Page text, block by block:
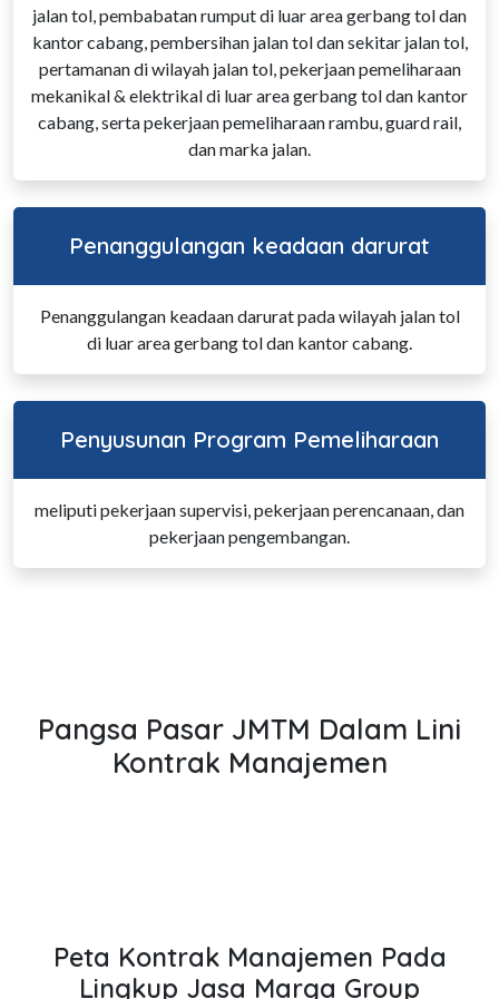
jalan tol, pembabatan rumput di luar area gerbang tol dan
kantor cabang, pembersihan jalan tol dan sekitar jalan tol,
pertamanan di wilayah jalan tol, pekerjaan pemeliharaan
mekanikal & elektrikal di luar area gerbang tol dan kantor
cabang, serta pekerjaan pemeliharaan rambu, guard rail,
dan marka jalan.
Penanggulangan keadaan darurat
Penanggulangan keadaan darurat pada wilayah jalan tol
di luar area gerbang tol dan kantor cabang.
Penyusunan Program Pemeliharaan
meliputi pekerjaan supervisi, pekerjaan perencanaan, dan
pekerjaan pengembangan.
Pangsa Pasar JMTM Dalam Lini
Kontrak Manajemen
Peta Kontrak Manajemen Pada
Lingkup Jasa Marga Group